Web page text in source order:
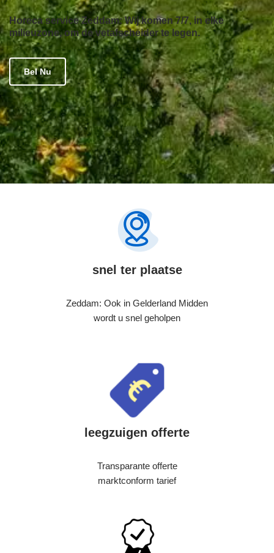
Horeca service Zeddam: Wij komen 7/7, in elke
milieuzone, om de vetafscheider te legen.
Bel Nu
snel ter plaatse
Zeddam: Ook in Gelderland Midden
wordt u snel geholpen
leegzuigen offerte
Transparante offerte
marktconform tarief